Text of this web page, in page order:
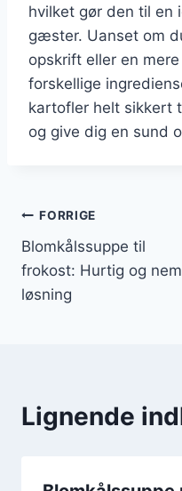
hvilket gør den til en
gæster. Uanset om
opskrift eller en
forskellige
kartofler helt sikkert
og give dig en sund
FORRIGE
Blomkålssuppe til
frokost: Hurtig og nem
løsning
Lignende